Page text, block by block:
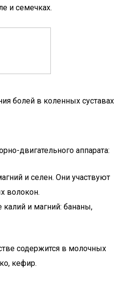
и семечках.
болей в коленных суставах
двигательного аппарата:
и селен. Они участвуют
волокон.
и магний: бананы,
содержится в молочных
кефир.